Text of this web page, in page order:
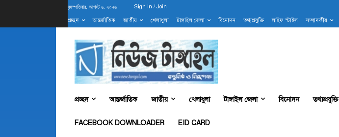
বৃহস্পতিবার, আগস্ট ৬, ২০২৬ Sign in / Join
প্রচ্ছদ আন্তর্জাতিক জাতীয় খেলাধুলা টাঙ্গাইল জেলা বিনোদন তথ্যপ্রযুক্তি লাইফ স্টাইল সম্পাদকীয়
প্রচ্ছদ আন্তর্জাতিক জাতীয় খেলাধুলা টাঙ্গাইল জেলা বিনোদন তথ্যপ্রযুক্তি
FACEBOOK DOWNLOADER EID CARD